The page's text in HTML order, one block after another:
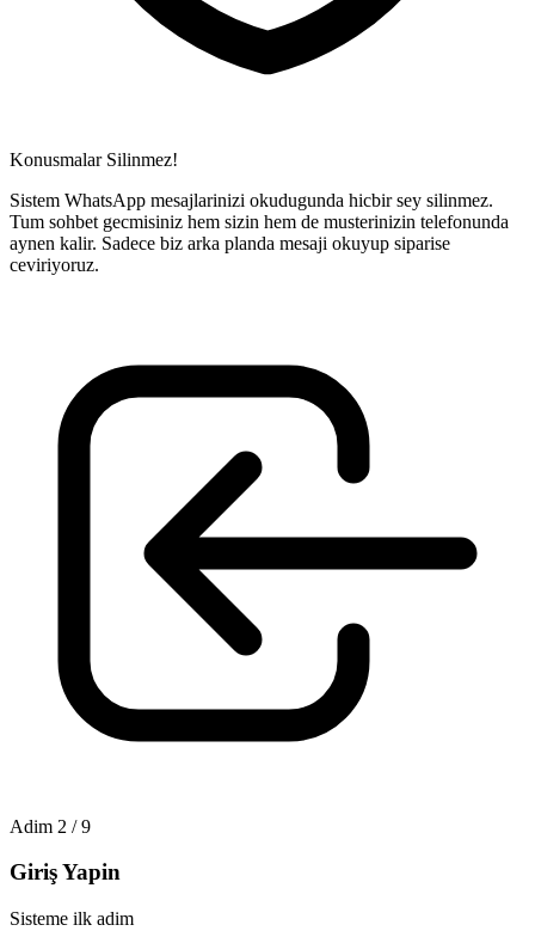
Konusmalar Silinmez!
Sistem WhatsApp mesajlarinizi okudugunda hicbir sey silinmez.
Tum sohbet gecmisiniz hem sizin hem de musterinizin telefonunda
aynen kalir. Sadece biz arka planda mesaji okuyup siparise
ceviriyoruz.
Adim 2 /9
Giriş Yapin
Sisteme ilk adim